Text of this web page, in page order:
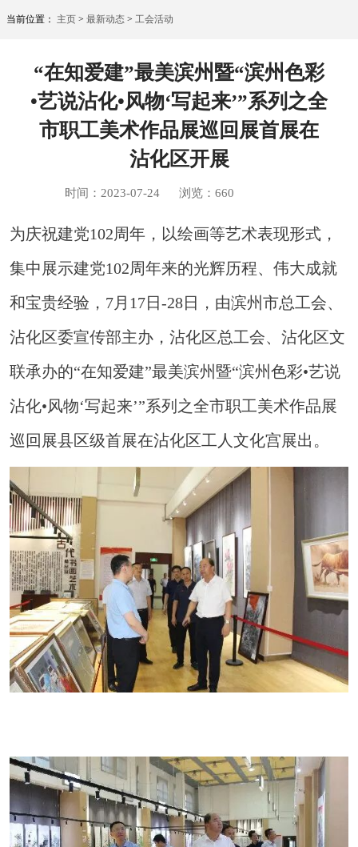
当前位置： 主页 >最新动态 >工会活动
“在知爱建”最美滨州暨“滨州色彩
•艺说沾化•风物‘写起来’”系列之全
市职工美术作品展巡回展首展在
沾化区开展
时间：2023-07-24 浏览： 660
为庆祝建党102周年，以绘画等艺术表现形式，
集中展示建党102周年来的光辉历程、伟大成就
和宝贵经验，7月17日-28日，由滨州市总工会、
沾化区委宣传部主办，沾化区总工会、沾化区文
联承办的“在知爱建”最美滨州暨“滨州色彩•艺说
沾化•风物‘写起来’”系列之全市职工美术作品展
巡回展县区级首展在沾化区工人文化宫展出。